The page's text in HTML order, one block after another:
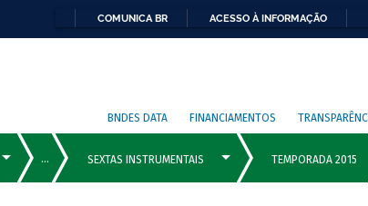
COMUNICA BR ACESSO À INFORMAÇÃO
BNDES DATA FINANCIAMENTOS